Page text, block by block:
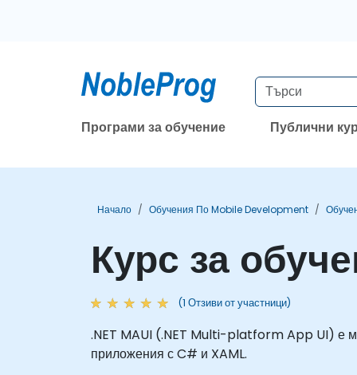
Програми за обучение Публични
Начало Обучения По Mobile Development
Курс за
(1 Отзиви от участници)
.NET MAUI (.NET Multi-platform App UI) е
приложения с C# и XAML.